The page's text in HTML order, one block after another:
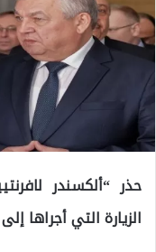
حذر “ألكسندر
الزيارة التي أجراها